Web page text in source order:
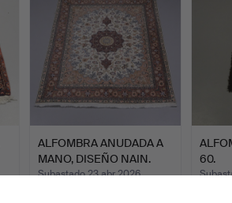
ALFOMBRA ANUDADA A
MANO, DISEÑO NAIN.
Subastado 23 abr 2026
60.